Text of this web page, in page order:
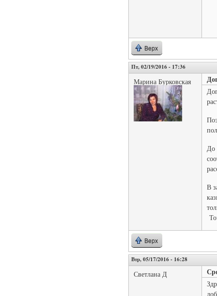
Верх
Пт, 02/19/2016 - 17:36
Марина Бурковская
До
В
Верх
Втр, 05/17/2016 - 16:28
Светлана Д